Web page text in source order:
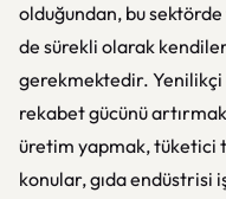
olduğundan, bu
de sürekli olarak
gerekmektedir.
rekabet gücünü
üretim yapmak, tüketici
konular, gıda